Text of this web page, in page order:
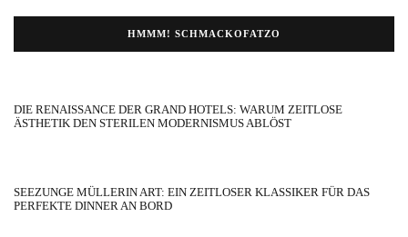
HMMM! SCHMACKOFATZO
DIE RENAISSANCE DER GRAND HOTELS: WARUM ZEITLOSE
ÄSTHETIK DEN STERILEN MODERNISMUS ABLÖST
SEEZUNGE MÜLLERIN ART: EIN ZEITLOSER KLASSIKER FÜR DAS
PERFEKTE DINNER AN BORD